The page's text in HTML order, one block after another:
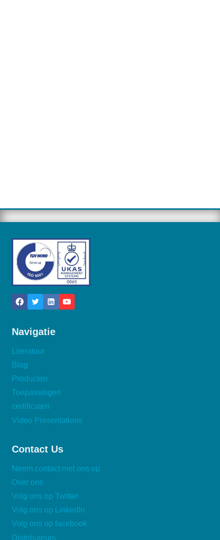
Navigatie
Literatuur
Blog
Producten
Toepassingen
certificaten
Video Presentations
Contact Us
Neem contact met ons op
Over ons
Volg ons op Twitter
Volg ons op LinkedIn
Volg ons op facebook
Distributeurs